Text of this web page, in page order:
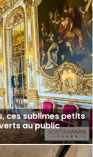
ces sublimes petits
au public